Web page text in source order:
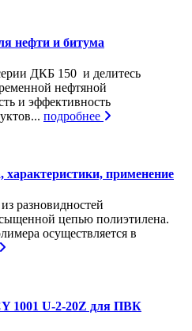
нефти и битума
ДКБ 150 и делитесь
нефтяной
и эффективность
подробнее
применение
разновидностей
цепью полиэтилена.
осуществляется в
1001 U-2-20Z для ПВК